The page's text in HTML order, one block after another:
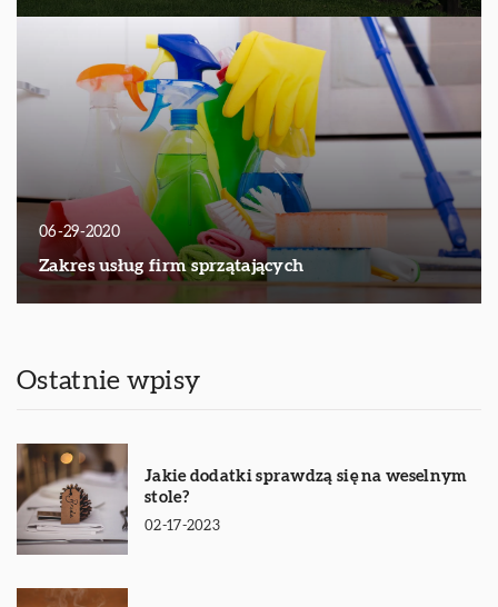
06-29-2020
Zakres usług firm sprzątających
Ostatnie wpisy
Jakie dodatki sprawdzą się na weselnym
stole?
02-17-2023